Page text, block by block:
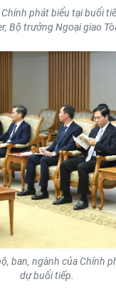
núi phía Bắc
Bộ và Tây
Long
Nội
phát biểu tại buổi
Bộ trưởng Ngoại giao
ban, ngành của Chính
dự buổi tiếp.